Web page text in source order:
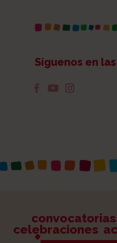
Síguenos en
convocatorias
celebraciones